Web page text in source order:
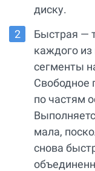
диску.
Быстрая —
каждого
сегменты
Свободное
по частям
мала,
снова